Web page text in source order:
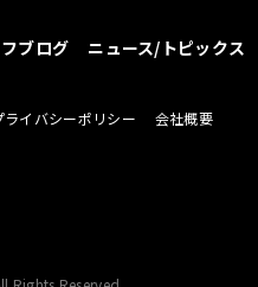
ブログ ニュース/トピックス
ライバシーポリシー 会社概要